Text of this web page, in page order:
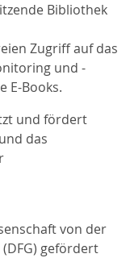
Bibliothek
Zugriff auf das
und -
E-Books.
und fördert
das
von der
gefördert